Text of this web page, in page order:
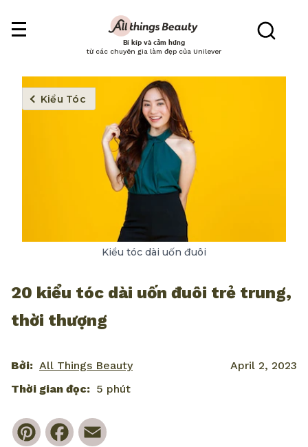
Bí kíp và cảm hứng
từ các chuyên gia làm đẹp của Unilever
Kiểu Tóc
Kiểu tóc dài uốn đuôi
20 kiểu tóc dài uốn đuôi trẻ trung,
thời thượng
Bởi: All Things Beauty
April 2, 2023
Thời gian đọc: 5 phút
PinterestFacebook